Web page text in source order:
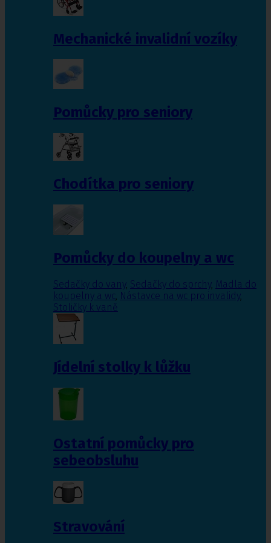
Mechanické invalidní vozíky
Pomůcky pro seniory
Chodítka pro seniory
Pomůcky do koupelny a wc
Sedačky do vany, Sedačky do sprchy, Madla do
koupelny a wc, Nástavce na wc pro invalidy,
Stoličky k vaně
Jídelní stolky k lůžku
Ostatní pomůcky pro
sebeobsluhu
Stravování